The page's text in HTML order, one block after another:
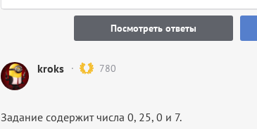
Посмотреть ответы
kroks 780
Задание содержит числа 0, 25, 0 и 7.